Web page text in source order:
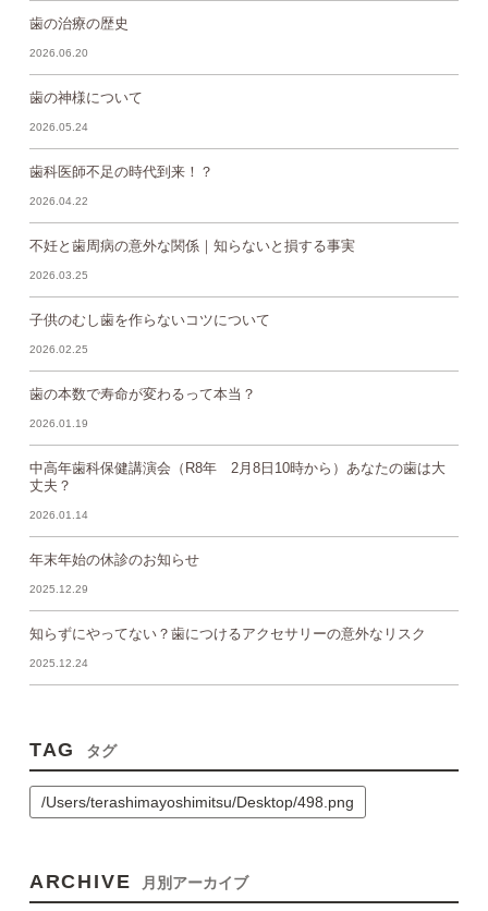
歯の治療の歴史
2026.06.20
歯の神様について
2026.05.24
歯科医師不足の時代到来！？
2026.04.22
不妊と歯周病の意外な関係｜知らないと損する事実
2026.03.25
子供のむし歯を作らないコツについて
2026.02.25
歯の本数で寿命が変わるって本当？
2026.01.19
中高年歯科保健講演会（R8年 2月8日10時から）あなたの歯は大
丈夫？
2026.01.14
年末年始の休診のお知らせ
2025.12.29
知らずにやってない？歯につけるアクセサリーの意外なリスク
2025.12.24
TAG タグ
/Users/terashimayoshimitsu/Desktop/498.png
ARCHIVE 月別アーカイブ